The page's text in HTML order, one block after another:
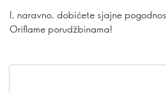
I, naravno, dobićete sjajne
Oriflame porudžbinama!